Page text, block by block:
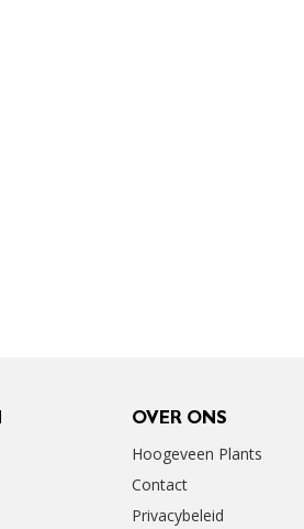
OVER ONS
Hoogeveen Plants
Contact
Privacybeleid